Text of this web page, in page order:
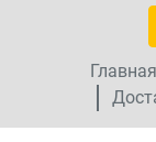
Главная